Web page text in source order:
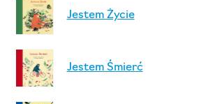
Jestem Życie
Jestem Śmierć